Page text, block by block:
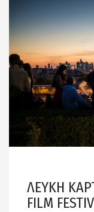
ΛΕΥΚΗ
FILM